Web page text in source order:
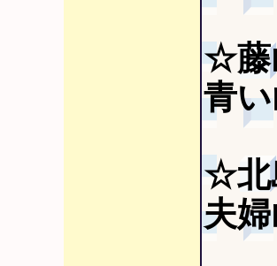
☆藤
青
☆北
夫